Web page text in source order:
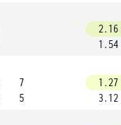
2.16
1.54
7
5
1.27
3.12